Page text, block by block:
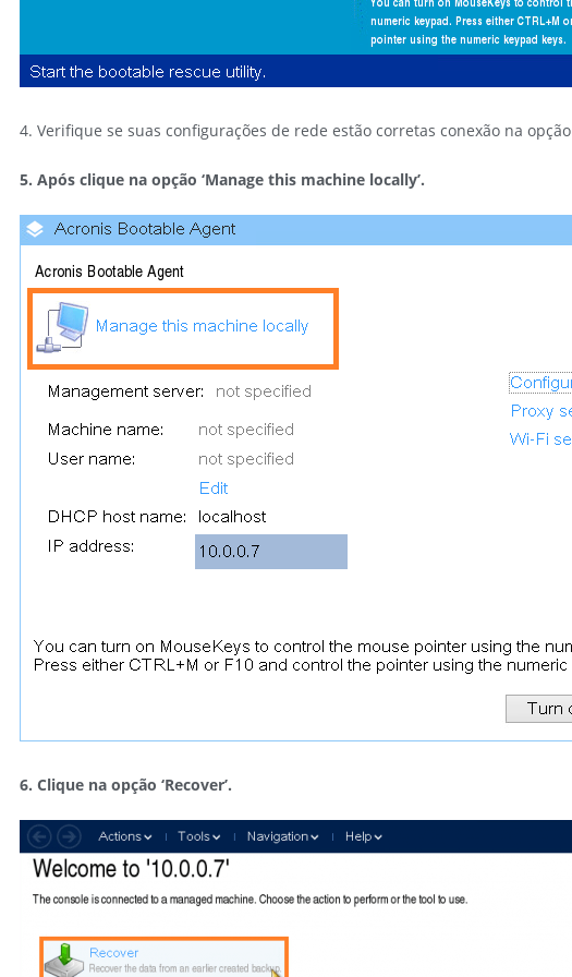
4. Verifique se suas configurações de rede estão corretas conexão na opção
5. Após clique na opção ‘Manage this machine locally’.
6. Clique na opção ‘Recover’.